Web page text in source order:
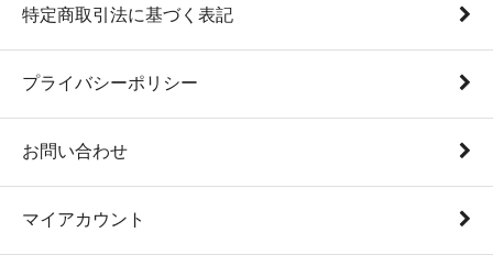
特定商取引法に基づく表記
プライバシーポリシー
お問い合わせ
マイアカウント